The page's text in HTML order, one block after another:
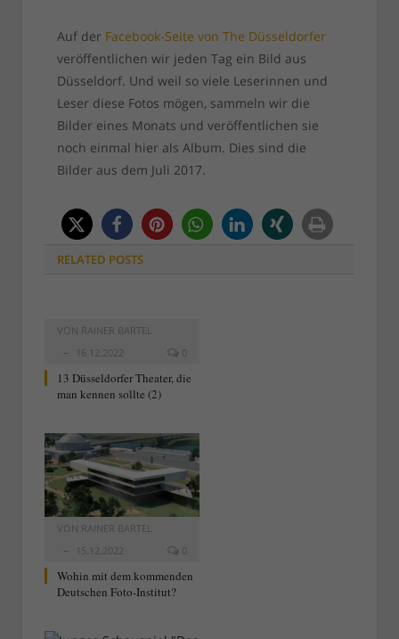
Auf der Facebook-Seite von The Düsseldorfer
veröffentlichen wir jeden Tag ein Bild aus
Düsseldorf. Und weil so viele Leserinnen und
Leser diese Fotos mögen, sammeln wir die
Bilder eines Monats und veröffentlichen sie
noch einmal hier als Album. Dies sind die
Bilder aus dem Juli 2017.
RELATED POSTS
VON RAINER BARTEL
16.12.2022
0
13 Düsseldorfer Theater, die
man kennen sollte (2)
VON RAINER BARTEL
15.12.2022
0
Wohin mit dem kommenden
Deutschen Foto-Institut?